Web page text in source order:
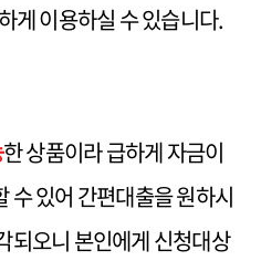
게 이용하실 수 있습니다.
한 상품이라 급하게 자금이
수 있어 간편대출을 원하시
되오니 본인에게 신청대상